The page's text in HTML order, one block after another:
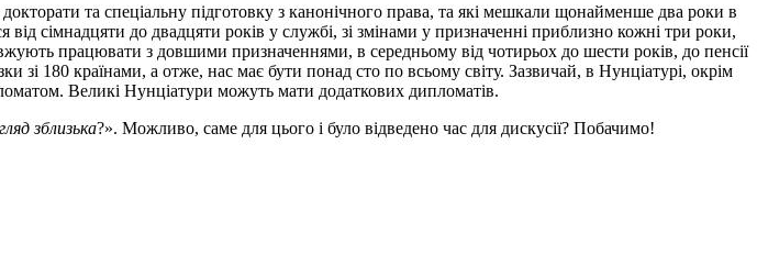
та спеціальну підготовку з канонічного права, та які мешкали щонайменше два роки в
сімнадцяти до двадцяти років у службі, зі змінами у призначенні приблизно кожні три роки,
працювати з довшими призначеннями, в середньому від чотирьох до шести років, до пенсії
зі 180 країнами, а отже, нас має бути понад сто по всьому світу. Зазвичай, в Нунціатурі, окрім
Великі Нунціатури можуть мати додаткових дипломатів.
зблизька?». Можливо, саме для цього і було відведено час для дискусії? Побачимо!